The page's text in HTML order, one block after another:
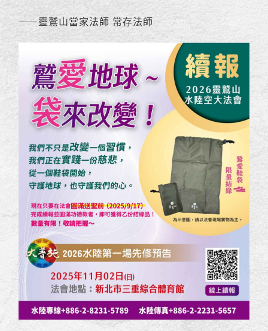
——靈鷲山當家法師 常存法師